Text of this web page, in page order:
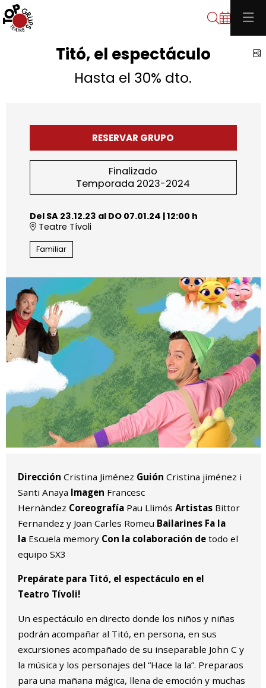
Buscar
Titó, el espectáculo
Hasta el 30% dto.
RESERVAR GRUPO
Finalizado
Temporada 2023-2024
Del SA 23.12.23 al DO 07.01.24 |12:00 h
Teatre Tívoli
Familiar
Dirección Cristina Jiménez Guión Cristina jiménez i
Santi Anaya Imagen Francesc
Hernàndez CoreografíaPau Llimós ArtistasBittor
Fernandez y Joan Carles Romeu Bailarines Fa la
laEscuela memory Con la colaboración detodo el
equipo SX3
Prepárate para Titó, el espectáculo en el
Teatro Tívoli!
Un espectáculo en directo donde los niños y niñas
podrán acompañar al Titó, en persona, en sus
excursiones acompañado de su inseparable John C y
la música y los personajes del “Hace la la”. Preparaos
para una mañana mágica, llena de emoción y muchas